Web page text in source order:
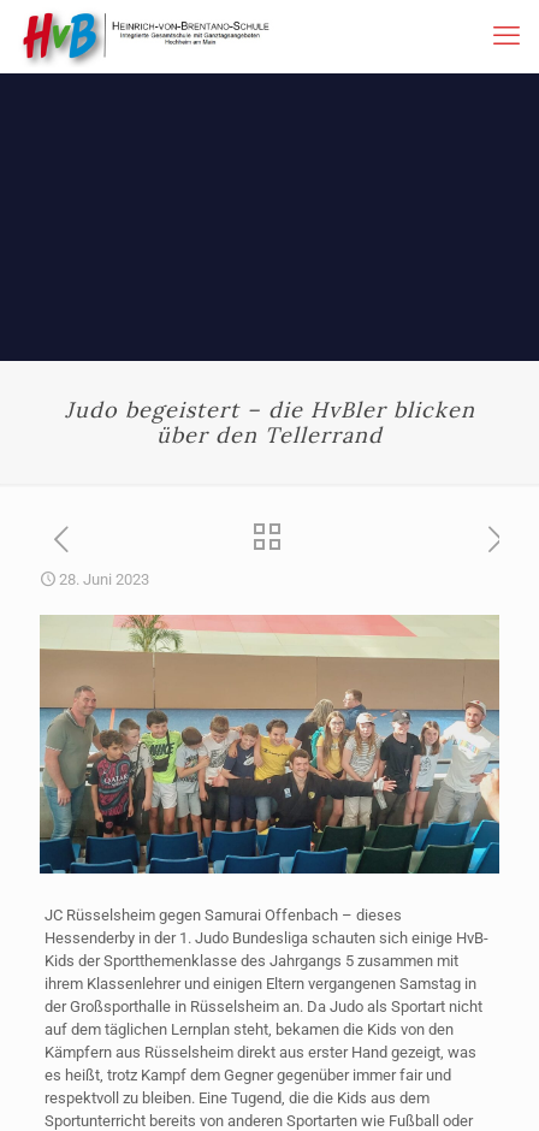
Judo begeistert – die HvBler blicken
über den Tellerrand
28. Juni 2023
JC Rüsselsheim gegen Samurai Offenbach – dieses
Hessenderby in der 1. Judo Bundesliga schauten sich einige HvB-
Kids der Sportthemenklasse des Jahrgangs 5 zusammen mit
ihrem Klassenlehrer und einigen Eltern vergangenen Samstag in
der Großsporthalle in Rüsselsheim an. Da Judo als Sportart nicht
auf dem täglichen Lernplan steht, bekamen die Kids von den
Kämpfern aus Rüsselsheim direkt aus erster Hand gezeigt, was
es heißt, trotz Kampf dem Gegner gegenüber immer fair und
respektvoll zu bleiben. Eine Tugend, die die Kids aus dem
Sportunterricht bereits von anderen Sportarten wie Fußball oder